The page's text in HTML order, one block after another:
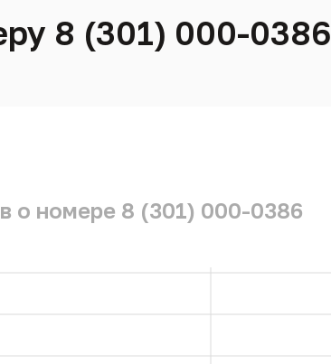
8 (301) 000-0386
о номере 8 (301) 000-0386